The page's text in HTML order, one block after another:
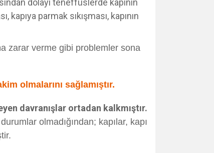
dolayı teneffüslerde kapının
kapıya parmak sıkışması, kapının
zarar verme gibi problemler sona
olmalarını sağlamıştır.
davranışlar ortadan kalkmıştır.
olmadığından; kapılar, kapı